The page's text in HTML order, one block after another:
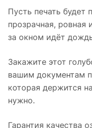
Пусть печать будет
прозрачная,
за окном идёт
Закажите этот
вашим документам
которая держится
нужно.
Гарантия качества